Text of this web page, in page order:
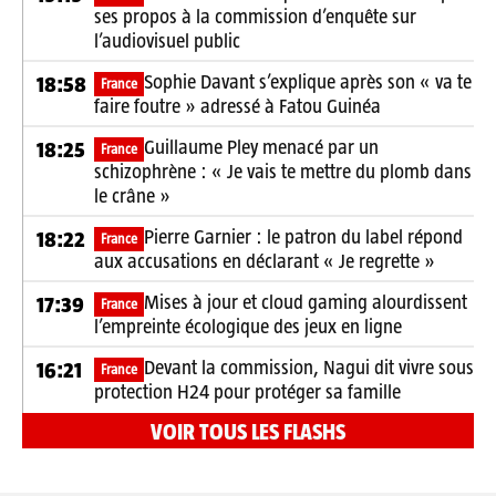
ses propos à la commission d’enquête sur
l’audiovisuel public
18:58 France Sophie Davant s’explique après son « va te
faire foutre » adressé à Fatou Guinéa
18:25 France Guillaume Pley menacé par un
schizophrène : « Je vais te mettre du plomb dans
le crâne »
18:22 France Pierre Garnier : le patron du label répond
aux accusations en déclarant « Je regrette »
17:39 France Mises à jour et cloud gaming alourdissent
l’empreinte écologique des jeux en ligne
16:21 France Devant la commission, Nagui dit vivre sous
protection H24 pour protéger sa famille
VOIR TOUS LES FLASHS